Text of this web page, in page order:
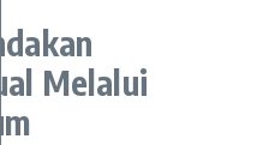
Melalui